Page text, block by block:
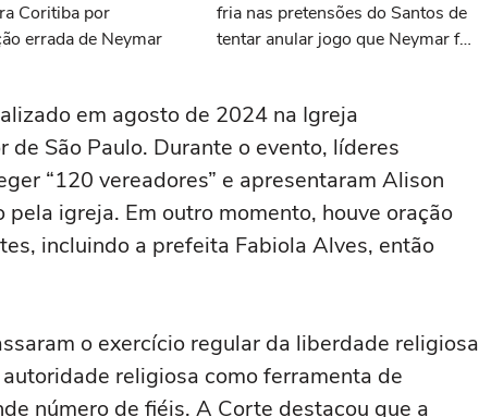
Coritiba por
errada de Neymar
fria nas pretensões do Santos de
tentar anular jogo que Neymar foi
em agosto de 2024 na Igreja
São Paulo. Durante o evento, líderes
“120 vereadores” e apresentaram Alison
igreja. Em outro momento, houve oração
incluindo a prefeita Fabiola Alves, então
o exercício regular da liberdade religiosa
religiosa como ferramenta de
número de fiéis. A Corte destacou que a